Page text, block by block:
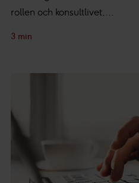
rollen och konsultlivet,...
3 min